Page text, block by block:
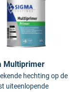
Multiprimer
hechting op de
uiteenlopende